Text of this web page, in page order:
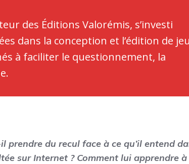
des Éditions Valorémis, s’investi
dans la conception et l’édition de
à faciliter le questionnement, la
prendre du recul face à ce qu’il entend
sur Internet ? Comment lui apprendre